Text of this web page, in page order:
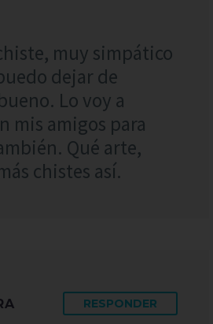
muy simpático
dejar de
Lo voy a
mis amigos para
Qué arte,
chistes así.
RESPONDER